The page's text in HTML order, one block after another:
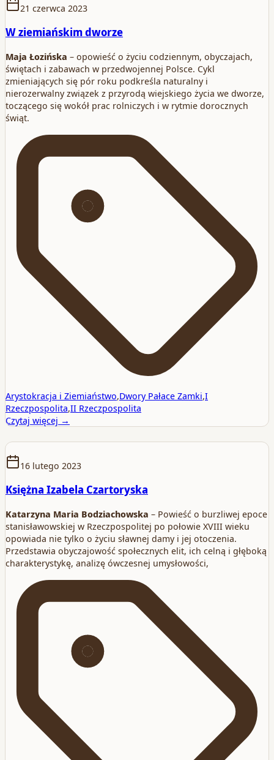
21 czerwca 2023
W ziemiańskim dworze
Maja Łozińska – opowieść o życiu codziennym, obyczajach,
świętach i zabawach w przedwojennej Polsce. Cykl
zmieniających się pór roku podkreśla naturalny i
nierozerwalny związek z przyrodą wiejskiego życia we dworze,
toczącego się wokół prac rolniczych i w rytmie dorocznych
świąt.
Arystokracja i Ziemiaństwo,Dwory Pałace Zamki,I
Rzeczpospolita,II Rzeczpospolita
Czytaj więcej →
16 lutego 2023
Księżna Izabela Czartoryska
Katarzyna Maria Bodziachowska – Powieść o burzliwej epoce
stanisławowskiej w Rzeczpospolitej po połowie XVIII wieku
opowiada nie tylko o życiu sławnej damy i jej otoczenia.
Przedstawia obyczajowość społecznych elit, ich celną i głęboką
charakterystykę, analizę ówczesnej umysłowości,